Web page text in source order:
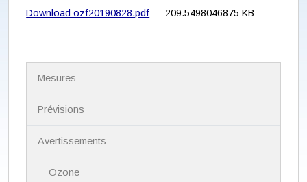
Download ozf20190828.pdf — 209.5498046875 KB
Mesures
Prévisions
Avertissements
Ozone